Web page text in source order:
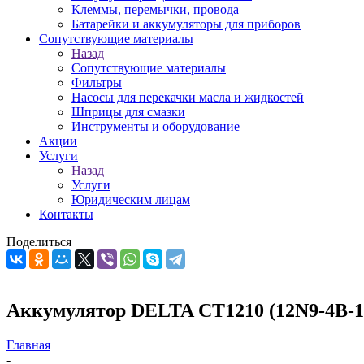
Клеммы, перемычки, провода
Батарейки и аккумуляторы для приборов
Сопутствующие материалы
Назад
Сопутствующие материалы
Фильтры
Насосы для перекачки масла и жидкостей
Шприцы для смазки
Инструменты и оборудование
Акции
Услуги
Назад
Услуги
Юридическим лицам
Контакты
Поделиться
Аккумулятор DELTA СТ1210 (12N9-4B-
Главная
-